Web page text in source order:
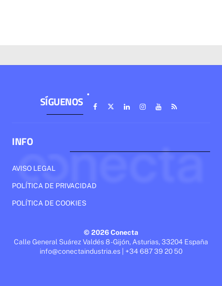
SÍGUENOS
INFO
AVISO LEGAL
POLÍTICA DE PRIVACIDAD
POLÍTICA DE COOKIES
© 2026 Conecta
Calle General Suárez Valdés 8 - Gijón, Asturias, 33204 España
info@conectaindustria.es | +34 687 39 20 50